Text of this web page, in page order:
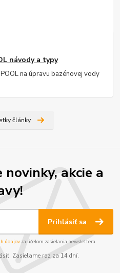
návody a typy
na úpravu bazénovej vody
články
akcie a
Prihlásiť sa
údajov za účelom zasielania newslettera.
Zasielame raz za 14 dní.